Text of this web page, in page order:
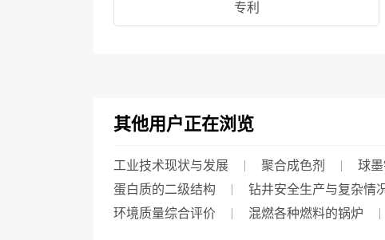
专利
其他用户正在浏览
工业技术现状与发展 聚合成色剂 球
蛋白质的二级结构
钻井安全生产与复杂情
环境质量综合评价
混燃各种燃料的锅炉